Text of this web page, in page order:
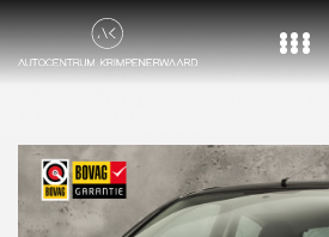
Aanbod
Diensten